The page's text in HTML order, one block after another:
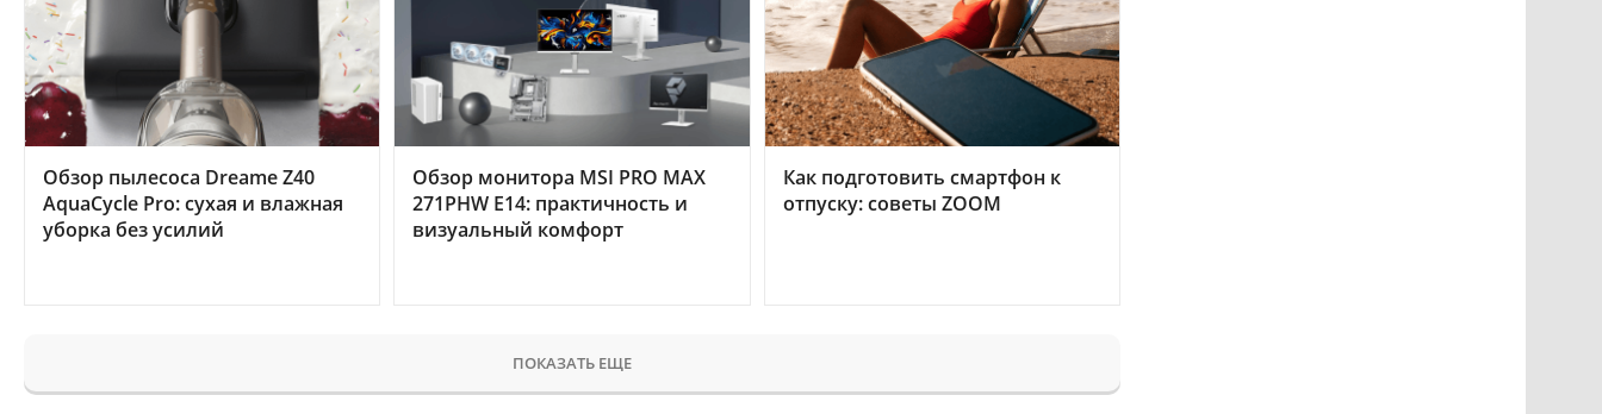
Обзор пылесоса Dreame Z40
AquaCycle Pro: сухая и влажная
уборка без усилий
Обзор монитора MSI PRO MAX
271PHW E14: практичность и
визуальный комфорт
Как подготовить смартфон к
отпуску: советы ZOOM
ПОКАЗАТЬ ЕЩЕ